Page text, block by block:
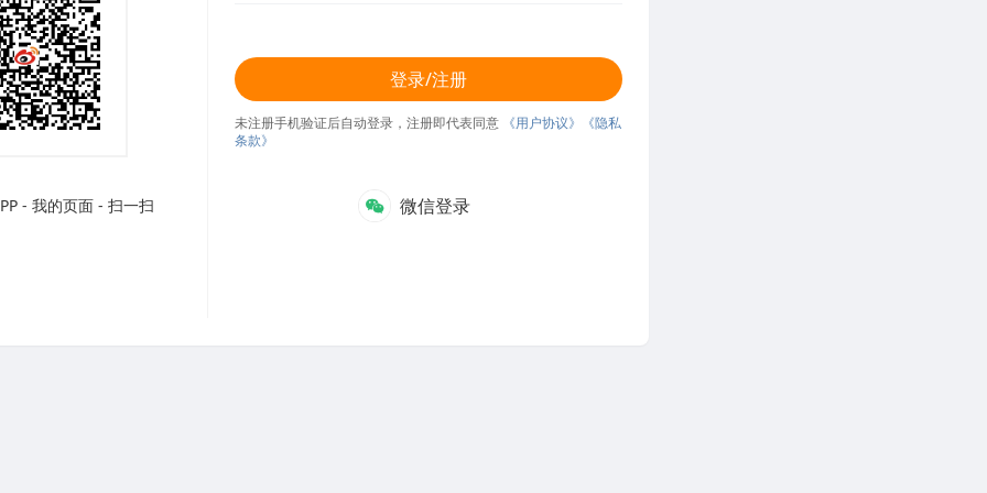
- 我的页面 - 扫一扫
登录/注册
未注册手机验证后自动登录，注册即代表同意 《用户协议》
《隐私
条款》
微信登录